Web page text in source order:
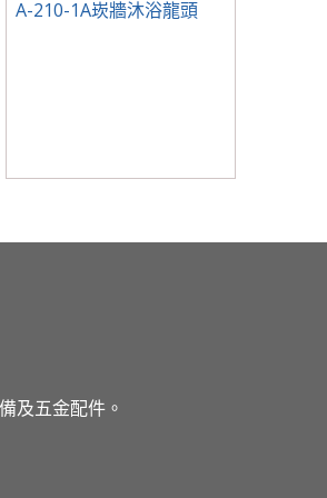
A-210-1A崁牆沐浴龍頭
及五金配件。